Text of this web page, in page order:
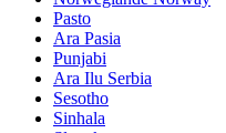
Pasto
Ara Pasia
Punjabi
Ara Ilu Serbia
Sesotho
Sinhala